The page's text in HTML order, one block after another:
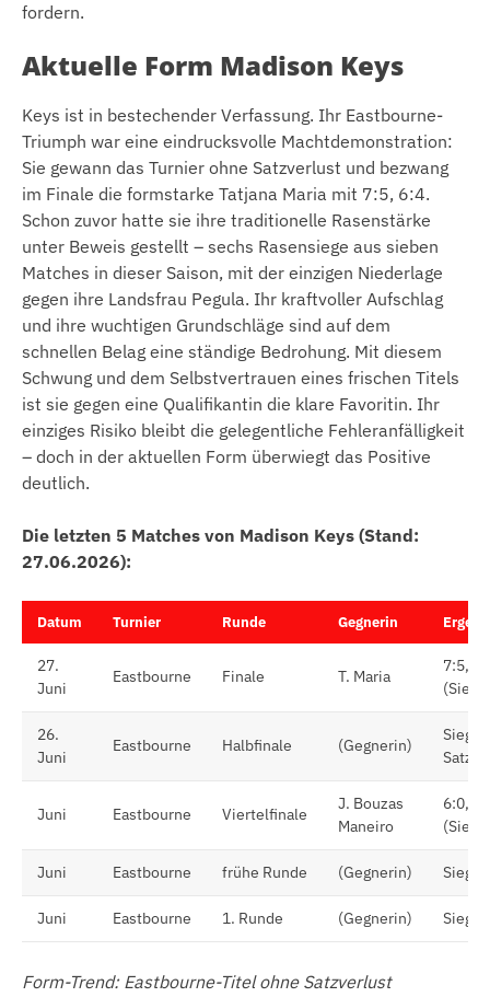
fordern.
Aktuelle Form Madison Keys
Keys ist in bestechender Verfassung. Ihr Eastbourne-
Triumph war eine eindrucksvolle Machtdemonstration:
Sie gewann das Turnier ohne Satzverlust und bezwang
im Finale die formstarke Tatjana Maria mit 7:5, 6:4.
Schon zuvor hatte sie ihre traditionelle Rasenstärke
unter Beweis gestellt – sechs Rasensiege aus sieben
Matches in dieser Saison, mit der einzigen Niederlage
gegen ihre Landsfrau Pegula. Ihr kraftvoller Aufschlag
und ihre wuchtigen Grundschläge sind auf dem
schnellen Belag eine ständige Bedrohung. Mit diesem
Schwung und dem Selbstvertrauen eines frischen Titels
ist sie gegen eine Qualifikantin die klare Favoritin. Ihr
einziges Risiko bleibt die gelegentliche Fehleranfälligkeit
– doch in der aktuellen Form überwiegt das Positive
deutlich.
Die letzten 5 Matches von Madison Keys (Stand:
27.06.2026):
Datum Turnier Runde Gegnerin
27.
Juni
Eastbourne Finale T. Maria
7:5,
(Sieg,
26.
Juni
Eastbourne Halbfinale (Gegnerin)
Sieg
Juni Eastbourne Viertelfinale
J. Bouzas
Maneiro
6:0,
(Sieg)
Juni Eastbourne frühe Runde (Gegnerin) Sieg
Juni Eastbourne 1. Runde (Gegnerin) Sieg
Form-Trend: Eastbourne-Titel ohne Satzverlust